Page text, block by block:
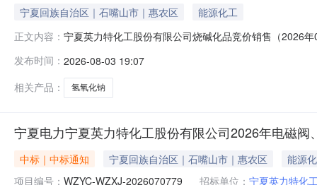
宁夏回族自治区｜石嘴山市｜惠农区
能源化工
正文内容： 宁夏英力特化工股份有限公司烧碱化品竞价销售（2026
金待追加保证金固定保证金30000.00元0.00元产品信息
发布时间： 2026-08-03 19:07
相关产品：
氢氧化钠
宁夏电力宁夏英力特化工股份有限公司2026年电磁
中标｜中标通知 宁夏回族自治区｜石嘴山市｜惠农区
能源
项目编号： WZYC-WZXJ-2026070779 招标单位： 宁夏英力特化